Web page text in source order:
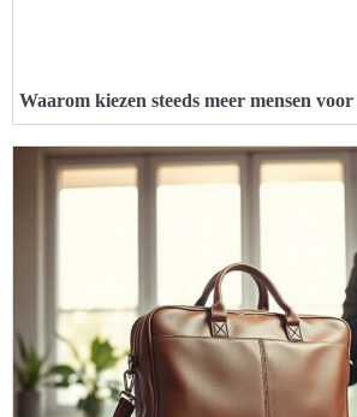
Waarom kiezen steeds meer mensen